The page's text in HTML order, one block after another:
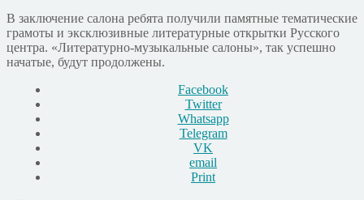
В заключение салона ребята получили памятные тематические
грамоты и эксклюзивные литературные открытки Русского
центра. «Литературно-музыкальные салоны», так успешно
начатые, будут продолжены.
Facebook
Twitter
Whatsapp
Telegram
VK
email
Print